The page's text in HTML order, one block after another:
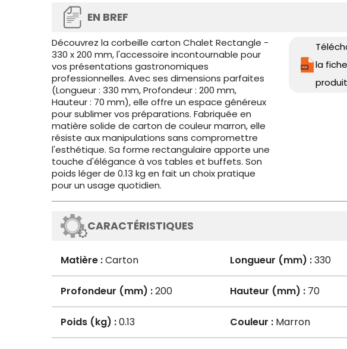
EN BREF
Découvrez la corbeille carton Chalet Rectangle -
330 x 200 mm, l'accessoire incontournable pour
vos présentations gastronomiques
professionnelles. Avec ses dimensions parfaites
(Longueur : 330 mm, Profondeur : 200 mm,
Hauteur : 70 mm), elle offre un espace généreux
pour sublimer vos préparations. Fabriquée en
matière solide de carton de couleur marron, elle
résiste aux manipulations sans compromettre
l'esthétique. Sa forme rectangulaire apporte une
touche d'élégance à vos tables et buffets. Son
poids léger de 0.13 kg en fait un choix pratique
pour un usage quotidien.
la fiche
produit
CARACTÉRISTIQUES
Matière :Carton Longueur (mm) :330
Profondeur (mm) :200 Hauteur (mm) :70
Poids (kg) :0.13 Couleur :Marron